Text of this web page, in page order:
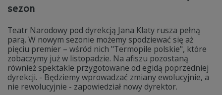
sezon
Teatr Narodowy pod dyrekcją Jana Klaty rusza pełną
parą. W nowym sezonie możemy spodziewać się aż
pięciu premier – wśród nich "Termopile polskie", które
zobaczymy już w listopadzie. Na afiszu pozostaną
również spektakle przygotowane od egidą poprzedniej
dyrekcji. - Będziemy wprowadzać zmiany ewolucyjnie, a
nie rewolucyjnie - zapowiedział nowy dyrektor.